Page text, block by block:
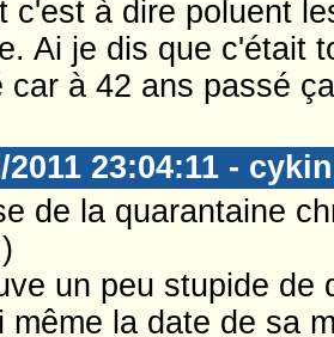
c'est à dire poluent
Ai je dis que c'était
car à 42 ans passé
2011 23:04:11 - cykin
de la quarantaine
un peu stupide de
même la date de sa